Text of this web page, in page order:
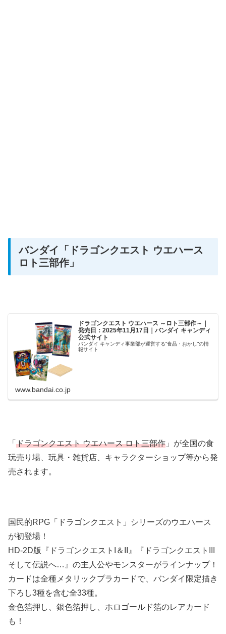
バンダイ 「ドラゴンクエスト ウエハース
ロト三部作」
ドラゴンクエスト ウエハース ～ロト三部作～｜
発売日：2025年11月17日｜バンダイ キャンディ
公式サイト
バンダイ キャンディ事業部が運営する“食品・おかし”の情
報サイト
www.bandai.co.jp
「 ドラゴンクエスト ウエハース ロト三部作 」が全国の食
玩売り場、玩具・雑貨店、キャラクターショップ等から発
売されます。
国民的RPG「ドラゴンクエスト」シリーズのウエハース
が初登場！
HD-2D版『ドラゴンクエストI＆II』『ドラゴンクエストIII
そして伝説へ…』の主人公やモンスターがラインナップ！
カードは全種メタリックプラカードで、バンダイ限定描き
下ろし3種を含む全33種。
金色箔押し、銀色箔押し、ホロゴールド箔のレアカード
も！